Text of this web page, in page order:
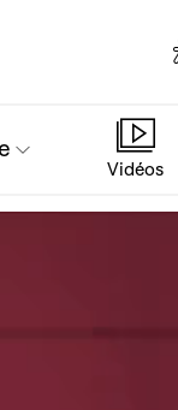
Vidéos